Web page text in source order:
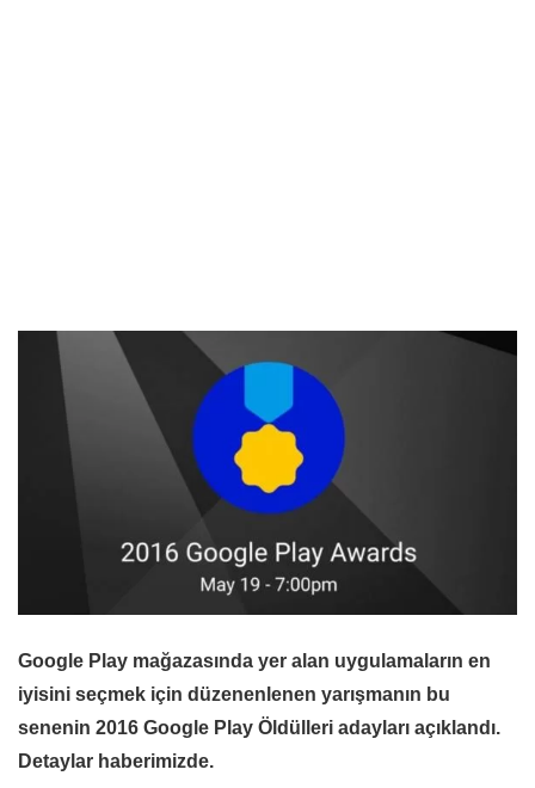
Google Play mağazasında yer alan uygulamaların en
iyisini seçmek için düzenenlenen yarışmanın bu
senenin 2016 Google Play Öldülleri adayları açıklandı.
Detaylar haberimizde.